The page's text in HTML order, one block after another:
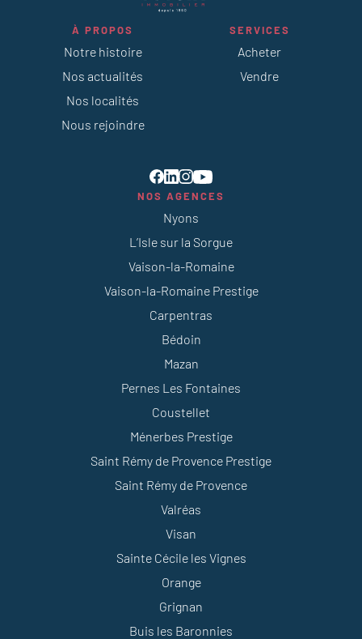
À PROPOS
Notre histoire
Nos actualités
Nos localités
Nous rejoindre
SERVICES
Acheter
Vendre
NOS AGENCES
Nyons
L’Isle sur la Sorgue
Vaison-la-Romaine
Vaison-la-Romaine Prestige
Carpentras
Bédoin
Mazan
Pernes Les Fontaines
Coustellet
Ménerbes Prestige
Saint Rémy de Provence Prestige
Saint Rémy de Provence
Valréas
Visan
Sainte Cécile les Vignes
Orange
Grignan
Buis les Baronnies